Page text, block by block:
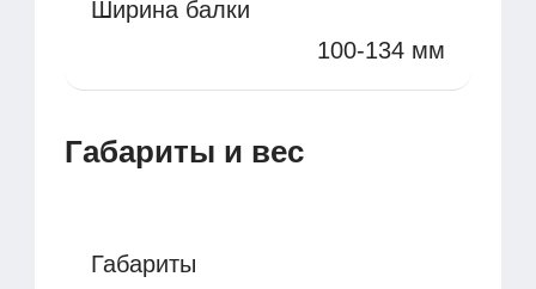
Ширина балки
100-134 мм
Габариты и вес
Габариты